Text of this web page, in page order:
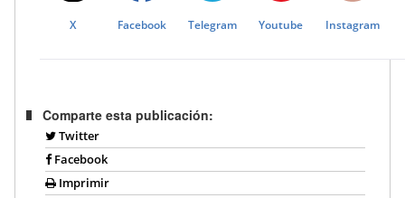
X Facebook Telegram Youtube Instagram
Comparte esta publicación:
Twitter
Facebook
Imprimir